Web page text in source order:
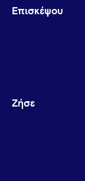
Επισκέψου
Ζήσε